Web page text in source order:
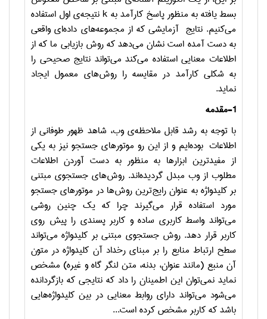
بسط یافته به منظور پاسخ کارآمد به k نتیجه‌ی اول استفاده
می‌کنیم. نتایج آزمایشی که از مجموعه‌های داده‌ای واقعی
به دست آمده ‌است نشان می‌دهد که روش بازیابی ما که از
اطلاعات معنایی استفاده می‌کند می‌تواند نتایج صحیحی را
به شکلی کارآمد در مقایسه را روش‌های معمول ایجاد
نماید.
1-مقدمه
با توجه به رشد قابل ملاحظه‌ی وب، شاهد ظهور طوفانی از
اطلاعات بوده‌ایم و از این رو موتورهای جستجو نیز به یکی
از مفیدترین ابزارها به منظور به دست آوردن اطلاعات
مطلوب از وب مبدل گردیده‌اند. روش‌های جستجوی مبتنی
بر کلیدواژه به عنوان رایج‌ترین روش‌ها در موتورهای جستجو
مورد استفاده قرار می‌گیرند چرا که یک چنین روشی
می‌تواند واسط کاربری ساده و کاربر پسندی را پیش روی
کاربر قرار دهد. روش جستجوی مبتنی بر کلیدواژه می‌تواند
سطح ارتباط منابع را بر مبنای رخداد آن کلیدواژه در متون
آن منبع (مانند عنوان، بدنه، متن لنگر گاه و غیره) مشخص
نماید نمی‌توان این اطمینان را داد که نتایجی که بازگردانده
می‌شود می‌تواند دارای روابط معنایی در بین کلیدواژه‌هایی
باشد که کاربر مشخص کرده است...